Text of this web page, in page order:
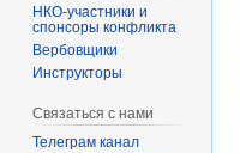
спонсоры конфликта
‏‎Вербовщики
Инструкторы
Связаться с нами
Телеграм канал